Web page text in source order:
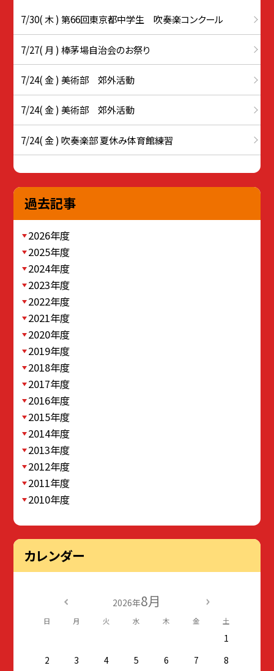
7/30( 木 ) 第66回東京都中学生 吹奏楽コンクール
7/27( 月 ) 棒茅場自治会のお祭り
7/24( 金 ) 美術部 郊外活動
7/24( 金 ) 美術部 郊外活動
7/24( 金 ) 吹奏楽部 夏休み体育館練習
過去記事
2026年度
2025年度
2024年度
2023年度
2022年度
2021年度
2020年度
2019年度
2018年度
2017年度
2016年度
2015年度
2014年度
2013年度
2012年度
2011年度
2010年度
カレンダー
2026年8月
日 月 火 水 木 金 土
1
2
3 4 5 6 7
8